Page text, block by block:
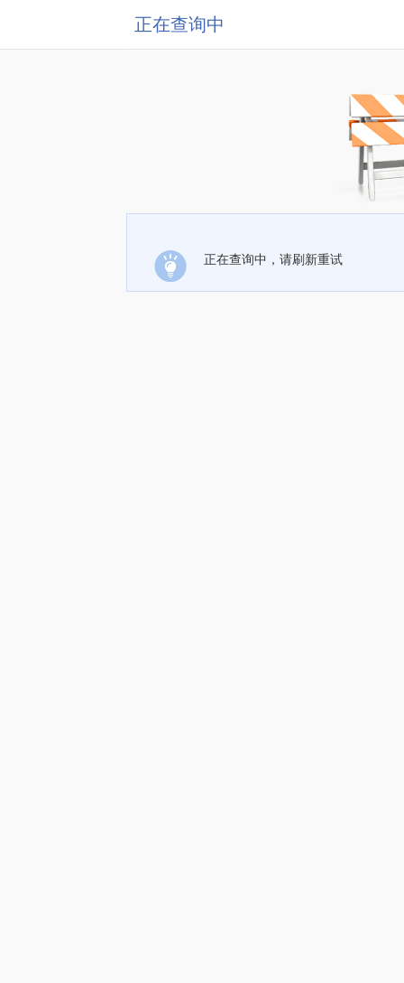
正在查询中
正在查询中，请刷新重试